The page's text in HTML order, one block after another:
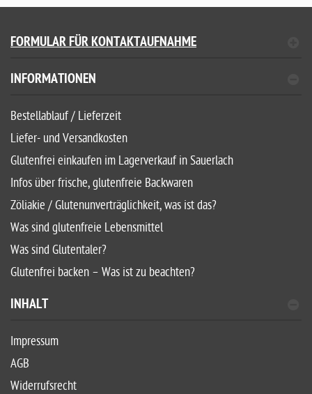
FORMULAR FÜR KONTAKTAUFNAHME
INFORMATIONEN
Bestellablauf / Lieferzeit
Liefer- und Versandkosten
Glutenfrei einkaufen im Lagerverkauf in Sauerlach
Infos über frische, glutenfreie Backwaren
Zöliakie / Glutenunverträglichkeit, was ist das?
Was sind glutenfreie Lebensmittel
Was sind Glutentaler?
Glutenfrei backen – Was ist zu beachten?
INHALT
Impressum
AGB
Widerrufsrecht